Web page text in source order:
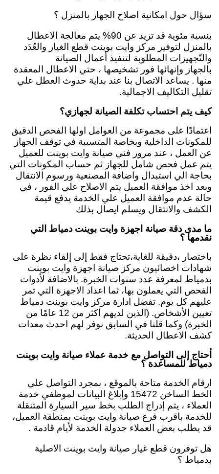
سؤال حول امكانية اصلاح الجهاز بالمنزل ؟
بنسبة مئوية قد تزيد عن 90% يتم معالجة الاعطال
بالمنزل لتوفير مركز وايت بوينت قطع الغيار والعُدَد
والتّجهيزات المطلوبة لتنفيذ أعمال الصيانة
بالجهاز وإنهائها فور تشخيصها ، حتي الاعطال المعقدة
منها . يساعد الاتصال بنا عند بداية حدوث العطل علي
تقليل التكاليف الاجمالية.
كيف يتم احتساب تكلفة الصيانة لجهازي؟
اعتمادًا على مجموعة من العوامل اولها الفحص الدقيق
للمكونات الداخلية وبخاصة المتسببة في توقف الجهاز
عن العمل ، عند مرور فني صيانة وايت بوينت للعميل
يتم عمل فحص شامل للجهاز ثم حساب المكونات التي
بحاجة الي استبدال واضافة المصنعية ورسوم الانتقال
وبعد اخذ موافقة العميل يتم الاصلاح علي الفور ، في
حالة عدم موافقة العميل علي الخدمة يدفع قيمة
الكشف والانتقال ويسلم ايصال بذلك
ما مدى دقة صيانة اجهزة وايت بوينت دمياط التي
نقدمها ؟
باختصار ،دقيقة للغاية،تحتاج فقط إلى إلقاء نظرة على
شهادات اخصائيون مركز صيانة اجهزة وايت بوينت
بدمياط لمعرفة عدد سنوات الخبرة. بالاضافة لأدوات
الفحص التي يعملون بها، ثما اعداد الاجهزة التي تمر
عليهم كل يوم. تفضل ادارة مركز وايت بوينت دمياط
تعيين الأشخاص. (الذين لديهم أكثر من 12 عامًا من
الخبرة) وكما قلنا في السابق نوفر لهم احدث معدات
كشف الاعطال الحديثة.
أحتاج إلى التواصل مع خدمة عملاء صيانة وايت بوينت
دمياط للمساعدة ؟
ارقام الخدمة متاحة بالموقع ، بمجرد التواصل علي
الخط الساخن 15472 وإبلاغ البيانات لموظفي خدمة
العملاء ، يتم إدراج الطلب بخط سير السيارة المتنقلة
للخدمة باقرب فرع صيانة وايت بوينت بمنطقة العميل،
قد يطلب بعض العملاء جدولة الخدمة لأيام قادمة .
هل توفرون قطع غيار صيانة وايت بوينت الاصلية
بدمياط ؟